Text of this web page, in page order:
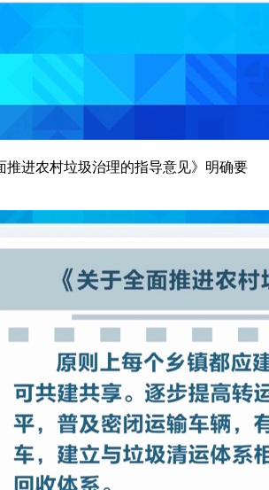
推进农村垃圾治理的指导意见》明确要